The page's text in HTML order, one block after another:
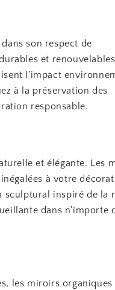
son respect de
et
l’impact
à la préservation des
responsable.
et élégante. Les
à votre
sculptural inspiré de la
dans n’importe
les miroirs